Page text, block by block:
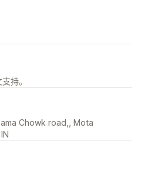
持。
Chowk road,, Mota